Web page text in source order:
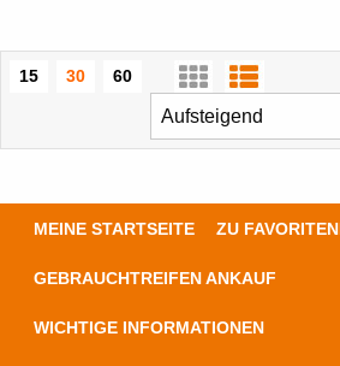
15 30
60
MEINE STARTSEITE ZU
GEBRAUCHTREIFEN ANKAUF
WICHTIGE INFORMATIONEN